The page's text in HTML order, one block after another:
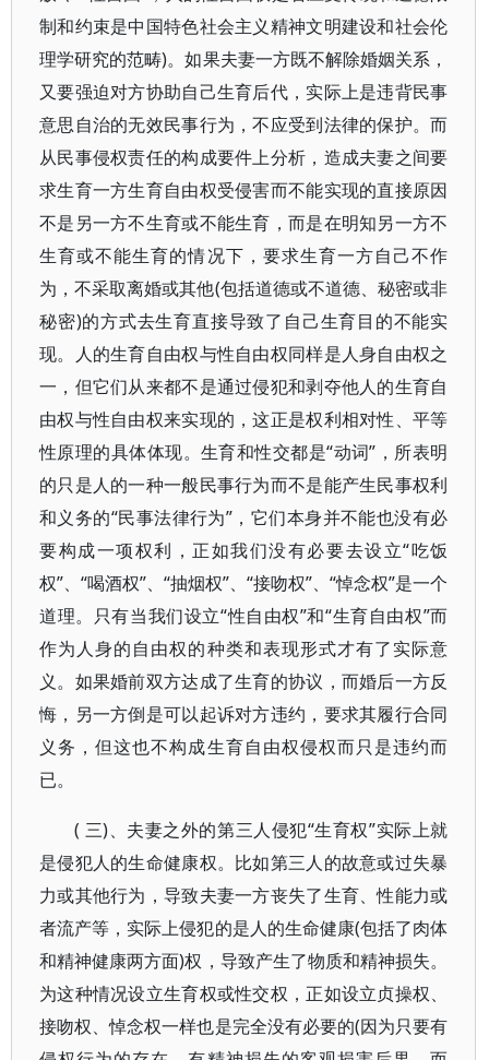
制和约束是中国特色社会主义精神文明建设和社会伦
理学研究的范畴)。如果夫妻一方既不解除婚姻关系，
又要强迫对方协助自己生育后代，实际上是违背民事
意思自治的无效民事行为，不应受到法律的保护。而
从民事侵权责任的构成要件上分析，造成夫妻之间要
求生育一方生育自由权受侵害而不能实现的直接原因
不是另一方不生育或不能生育，而是在明知另一方不
生育或不能生育的情况下，要求生育一方自己不作
为，不采取离婚或其他(包括道德或不道德、秘密或非
秘密)的方式去生育直接导致了自己生育目的不能实
现。人的生育自由权与性自由权同样是人身自由权之
一，但它们从来都不是通过侵犯和剥夺他人的生育自
由权与性自由权来实现的，这正是权利相对性、平等
性原理的具体体现。生育和性交都是“动词”，所表明
的只是人的一种一般民事行为而不是能产生民事权利
和义务的“民事法律行为”，它们本身并不能也没有必
要构成一项权利，正如我们没有必要去设立“吃饭
权”、“喝酒权”、“抽烟权”、“接吻权”、“悼念权”是一个
道理。只有当我们设立“性自由权”和“生育自由权”而
作为人身的自由权的种类和表现形式才有了实际意
义。如果婚前双方达成了生育的协议，而婚后一方反
悔，另一方倒是可以起诉对方违约，要求其履行合同
义务，但这也不构成生育自由权侵权而只是违约而
已。
( 三)、夫妻之外的第三人侵犯“生育权”实际上就
是侵犯人的生命健康权。比如第三人的故意或过失暴
力或其他行为，导致夫妻一方丧失了生育、性能力或
者流产等，实际上侵犯的是人的生命健康(包括了肉体
和精神健康两方面)权，导致产生了物质和精神损失。
为这种情况设立生育权或性交权，正如设立贞操权、
接吻权、悼念权一样也是完全没有必要的(因为只要有